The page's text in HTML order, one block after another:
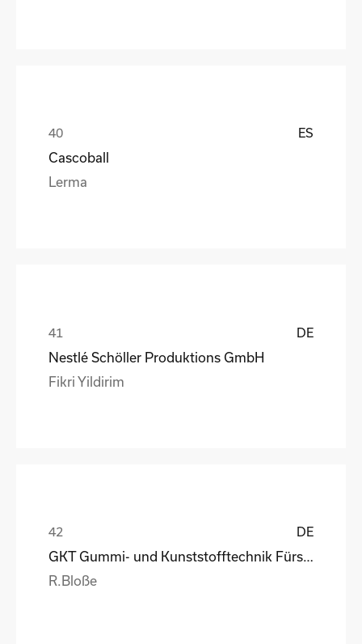
ES
Cascoball
Lerma
DE
Nestlé Schöller Produktions GmbH
Fikri Yildirim
DE
R.Bloße